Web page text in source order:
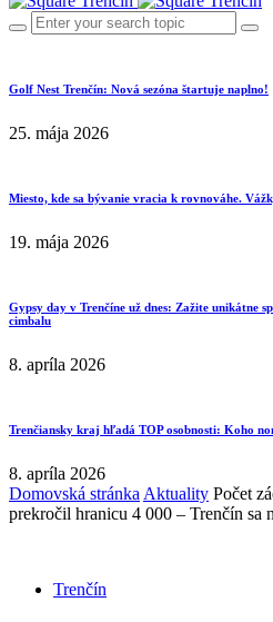
Golf Nest Trenčín: Nová sezóna štartuje naplno!
25. mája 2026
Miesto, kde sa bývanie vracia k rovnováhe.
19. mája 2026
Gypsy day v Trenčíne už dnes: Zažite unikátne
cimbalu
8. apríla 2026
Trenčiansky kraj hľadá TOP osobnosti: Koho
8. apríla 2026
Domovská stránka Aktuality Počet
prekročil hranicu 4 000 – Trenčín sa
Trenčín